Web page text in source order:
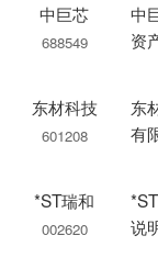
中巨芯
688549
中
资
东材科技
601208
东
有
*ST瑞和
002620
说